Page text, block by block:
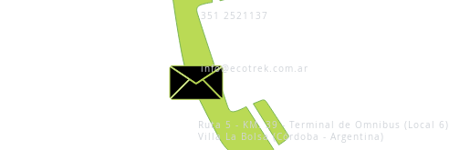
351 2521137
info@ecotrek.com.ar
Ruta 5 - KM. 39 - Terminal de Omnibus (Local 6)
Villa La Bolsa (Córdoba - Argentina)